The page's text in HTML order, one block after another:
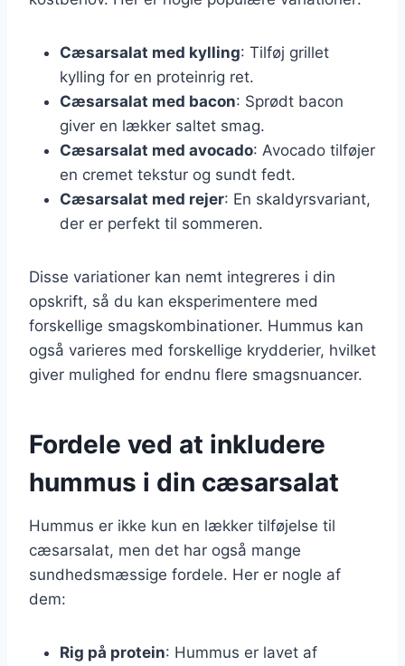
Cæsarsalat med kylling: Tilføj grillet
kylling for en proteinrig ret.
Cæsarsalat med bacon: Sprødt bacon
giver en lækker saltet smag.
Cæsarsalat med avocado: Avocado tilføjer
en cremet tekstur og sundt fedt.
Cæsarsalat med rejer: En skaldyrsvariant,
der er perfekt til sommeren.
Disse variationer kan nemt integreres i din
opskrift, så du kan eksperimentere med
forskellige smagskombinationer. Hummus kan
også varieres med forskellige krydderier, hvilket
giver mulighed for endnu flere smagsnuancer.
Fordele ved at inkludere
hummus i din cæsarsalat
Hummus er ikke kun en lækker tilføjelse til
cæsarsalat, men det har også mange
sundhedsmæssige fordele. Her er nogle af
dem:
Rig på protein: Hummus er lavet af